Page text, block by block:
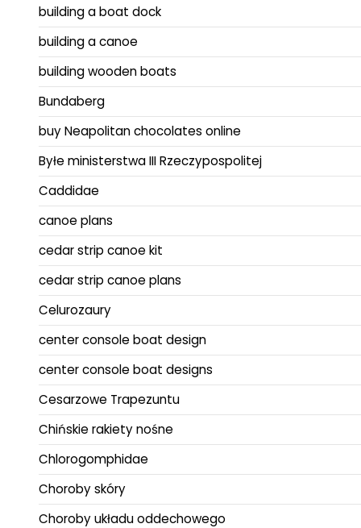
building a boat dock
building a canoe
building wooden boats
Bundaberg
buy Neapolitan chocolates online
Byłe ministerstwa III Rzeczypospolitej
Caddidae
canoe plans
cedar strip canoe kit
cedar strip canoe plans
Celurozaury
center console boat design
center console boat designs
Cesarzowe Trapezuntu
Chińskie rakiety nośne
Chlorogomphidae
Choroby skóry
Choroby układu oddechowego